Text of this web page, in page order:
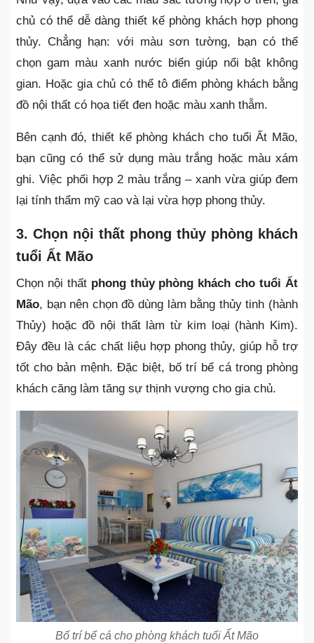
chủ có thể dễ dàng thiết kế phòng khách hợp phong
thủy. Chẳng hạn: với màu sơn tường, bạn có thể
chọn gam màu xanh nước biển giúp nổi bật không
gian. Hoặc gia chủ có thể tô điểm phòng khách bằng
đồ nội thất có họa tiết đen hoặc màu xanh thẫm.
Bên cạnh đó, thiết kế phòng khách cho tuổi Ất Mão,
bạn cũng có thể sử dụng màu trắng hoặc màu xám
ghi. Việc phối hợp 2 màu trắng – xanh vừa giúp đem
lại tính thẩm mỹ cao và lại vừa hợp phong thủy.
3. Chọn nội thất phong thủy phòng khách
tuổi Ất Mão
Chọn nội thất phong thủy phòng khách cho tuổi Ất
Mão, bạn nên chọn đồ dùng làm bằng thủy tinh (hành
Thủy) hoặc đồ nội thất làm từ kim loại (hành Kim).
Đây đều là các chất liệu hợp phong thủy, giúp hỗ trợ
tốt cho bản mệnh. Đặc biệt, bố trí bể cá trong phòng
khách căng làm tăng sự thịnh vượng cho gia chủ.
Bố trí bể cá cho phòng khách tuổi Ất Mão